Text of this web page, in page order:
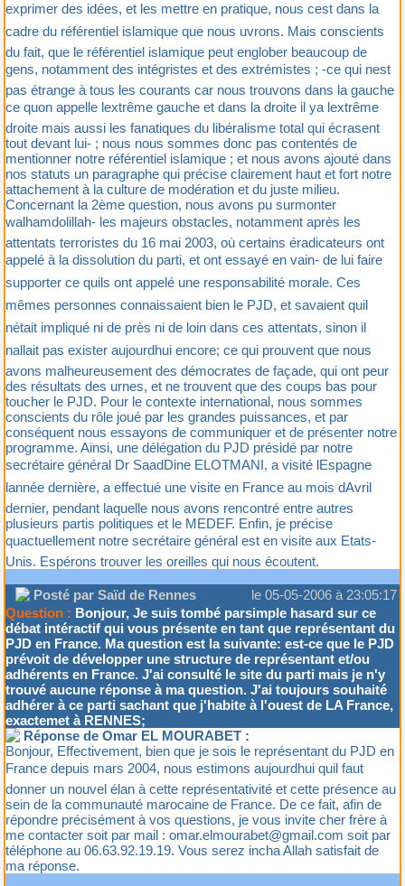
exprimer des idées, et les mettre en pratique, nous cest dans la
cadre du référentiel islamique que nous uvrons. Mais conscients
du fait, que le référentiel islamique peut englober beaucoup de
gens, notamment des intégristes et des extrémistes ; -ce qui nest
pas étrange à tous les courants car nous trouvons dans la gauche
ce quon appelle lextrême gauche et dans la droite il ya lextrême
droite mais aussi les fanatiques du libéralisme total qui écrasent
tout devant lui- ; nous nous sommes donc pas contentés de
mentionner notre référentiel islamique ; et nous avons ajouté dans
nos statuts un paragraphe qui précise clairement haut et fort notre
attachement à la culture de modération et du juste milieu.
Concernant la 2ème question, nous avons pu surmonter
walhamdolillah- les majeurs obstacles, notamment après les
attentats terroristes du 16 mai 2003, où certains éradicateurs ont
appelé à la dissolution du parti, et ont essayé en vain- de lui faire
supporter ce quils ont appelé une responsabilité morale. Ces
mêmes personnes connaissaient bien le PJD, et savaient quil
nétait impliqué ni de près ni de loin dans ces attentats, sinon il
nallait pas exister aujourdhui encore; ce qui prouvent que nous
avons malheureusement des démocrates de façade, qui ont peur
des résultats des urnes, et ne trouvent que des coups bas pour
toucher le PJD. Pour le contexte international, nous sommes
conscients du rôle joué par les grandes puissances, et par
conséquent nous essayons de communiquer et de présenter notre
programme. Ainsi, une délégation du PJD présidé par notre
secrétaire général Dr SaadDine ELOTMANI, a visité lEspagne
lannée dernière, a effectué une visite en France au mois dAvril
dernier, pendant laquelle nous avons rencontré entre autres
plusieurs partis politiques et le MEDEF. Enfin, je précise
quactuellement notre secrétaire général est en visite aux Etats-
Unis. Espérons trouver les oreilles qui nous écoutent.
Posté par Saïd de Rennes
le 05-05-2006 à 23:05:17
Question : Bonjour, Je suis tombé parsimple hasard sur ce
débat intéractif qui vous présente en tant que représentant du
PJD en France. Ma question est la suivante: est-ce que le PJD
prévoit de développer une structure de représentant et/ou
adhérents en France. J'ai consulté le site du parti mais je n'y
trouvé aucune réponse à ma question. J'ai toujours souhaité
adhérer à ce parti sachant que j'habite à l'ouest de LA France,
exactemet à RENNES;
Réponse de Omar EL MOURABET :
Bonjour, Effectivement, bien que je sois le représentant du PJD en
France depuis mars 2004, nous estimons aujourdhui quil faut
donner un nouvel élan à cette représentativité et cette présence au
sein de la communauté marocaine de France. De ce fait, afin de
répondre précisément à vos questions, je vous invite cher frère à
me contacter soit par mail : omar.elmourabet@gmail.com soit par
téléphone au 06.63.92.19.19. Vous serez incha Allah satisfait de
ma réponse.